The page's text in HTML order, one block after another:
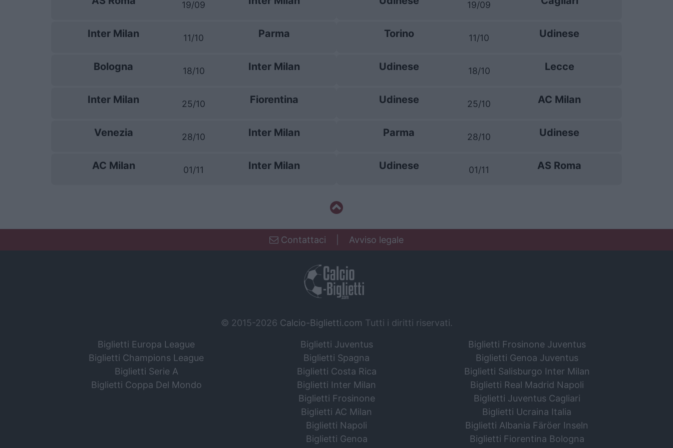
19/09
Inter Milan 11/10 Parma
Bologna 18/10 Inter Milan
Inter Milan 25/10 Fiorentina
Venezia 28/10 Inter Milan
AC Milan 01/11 Inter Milan
19/09
Torino 11/10 Udinese
Udinese 18/10 Lecce
Udinese 25/10 AC Milan
Parma 28/10 Udinese
Udinese 01/11 AS Roma
Contattaci Avviso legale
© 2015-2026 Calcio-Biglietti.com Tutti i diritti riservati.
Biglietti Europa League
Biglietti Champions League
Biglietti Serie A
Biglietti Coppa Del Mondo
Biglietti Juventus
Biglietti Spagna
Biglietti Costa Rica
Biglietti Inter Milan
Biglietti Frosinone
Biglietti AC Milan
Biglietti Napoli
Biglietti Genoa
Biglietti Frosinone Juventus
Biglietti Genoa Juventus
Biglietti Salisburgo Inter Milan
Biglietti Real Madrid Napoli
Biglietti Juventus Cagliari
Biglietti Ucraina Italia
Biglietti Albania Färöer Inseln
Biglietti Fiorentina Bologna